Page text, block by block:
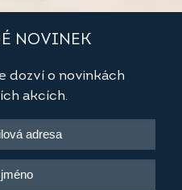
NOVINEK
dozví o novinkách
akcích.